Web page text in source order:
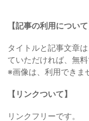
【記事の利用について
タイトルと記事文章
ていただければ、無料
※画像は、利用できま
【リンクついて】
リンクフリーです。